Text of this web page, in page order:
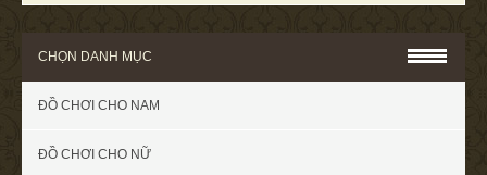
CHỌN DANH MỤC
ĐỒ CHƠI CHO NAM
ĐỒ CHƠI CHO NỮ